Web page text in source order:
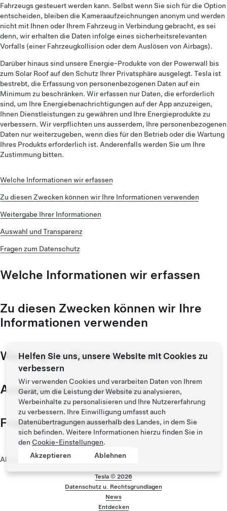
Fahrzeugs gesteuert werden kann. Selbst wenn Sie sich für die Option
entscheiden, bleiben die Kameraaufzeichnungen anonym und werden
nicht mit Ihnen oder Ihrem Fahrzeug in Verbindung gebracht, es sei
denn, wir erhalten die Daten infolge eines sicherheitsrelevanten
Vorfalls (einer Fahrzeugkollision oder dem Auslösen von Airbags).
Darüber hinaus sind unsere Energie-Produkte von der Powerwall bis
zum Solar Roof auf den Schutz Ihrer Privatsphäre ausgelegt. Tesla ist
bestrebt, die Erfassung von personenbezogenen Daten auf ein
Minimum zu beschränken. Wir erfassen nur Daten, die erforderlich
sind, um Ihre Energiebenachrichtigungen auf der App anzuzeigen,
Ihnen Dienstleistungen zu gewähren und Ihre Energieprodukte zu
verbessern. Wir verpflichten uns ausserdem, Ihre personenbezogenen
Daten nur weiterzugeben, wenn dies für den Betrieb oder die Wartung
Ihres Produkts erforderlich ist. Anderenfalls werden Sie um Ihre
Zustimmung bitten.
Welche Informationen wir erfassen
Zu diesen Zwecken können wir Ihre Informationen verwenden
Weitergabe Ihrer Informationen
Auswahl und Transparenz
Fragen zum Datenschutz
Welche Informationen wir erfassen
Zu diesen Zwecken können wir Ihre
Informationen verwenden
Weitergabe Ihrer Informationen
Auswahl und Transparenz
Fragen zum Datenschutz
Aktualisiert im Mai 2025
Menü-Fusszeile
Tesla ©2026
Datenschutz u. Rechtsgrundlagen
News
Entdecken
Helfen Sie uns, unsere Website mit Cookies zu
verbessern
Wir verwenden Cookies und verarbeiten Daten von Ihrem
Gerät, um die Leistung der Website zu analysieren,
Werbeinhalte zu personalisieren und Ihre Nutzererfahrung
zu verbessern. Ihre Einwilligung umfasst auch
Datenübertragungen ausserhalb des Landes, in dem Sie
sich befinden. Weitere Informationen hierzu finden Sie in
den Cookie-Einstellungen.
Akzeptieren
Ablehnen